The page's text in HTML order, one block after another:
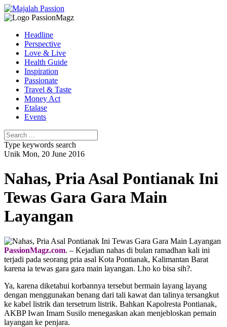
Headline
Perspective
Love & Live
Health Guide
Inspiration
Passionate
Travel & Taste
Money Act
Etalase
Events
Type keywords search
Unik Mon, 20 June 2016
Nahas, Pria Asal Pontianak Ini
Tewas Gara Gara Main
Layangan
PassionMagz.com. – Kejadian nahas di bulan ramadhan kali ini
terjadi pada seorang pria asal Kota Pontianak, Kalimantan Barat
karena ia tewas gara gara main layangan. Lho ko bisa sih?.
Ya, karena diketahui korbannya tersebut bermain layang layang
dengan menggunakan benang dari tali kawat dan talinya tersangkut
ke kabel listrik dan tersetrum listrik. Bahkan Kapolresta Pontianak,
AKBP Iwan Imam Susilo menegaskan akan menjebloskan pemain
layangan ke penjara.